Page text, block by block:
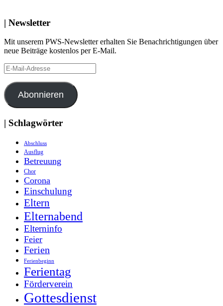
| Newsletter
Mit unserem PWS-Newsletter erhalten Sie Benachrichtigungen über
neue Beiträge kostenlos per E-Mail.
E-
Mail-
Adresse
Abonnieren
| Schlagwörter
Abschluss
Ausflug
Betreuung
Chor
Corona
Einschulung
Eltern
Elternabend
Elterninfo
Feier
Ferien
Ferienbeginn
Ferientag
Förderverein
Gottesdienst